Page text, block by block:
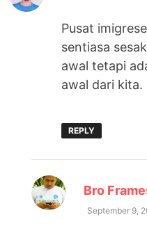
Pusat
sentiasa
awal tetapi
awal dari kita.
REPLY
Bro
September 9,